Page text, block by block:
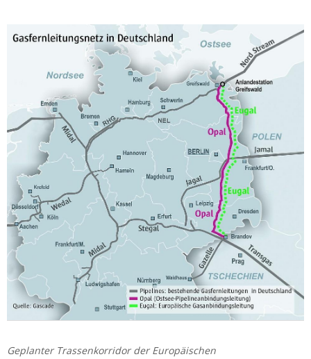
Geplanter Trassenkorridor der Europäischen